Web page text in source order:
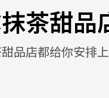
茶甜品
品店都给你安排上